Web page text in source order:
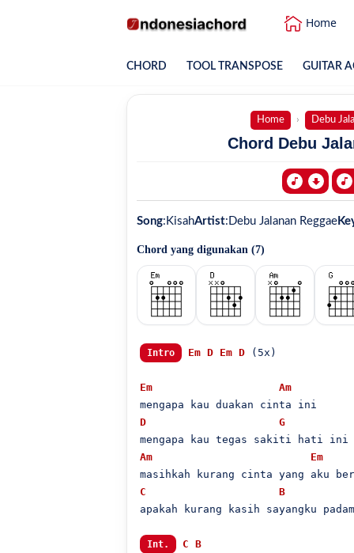
Home
CHORD TOOL TRANSPOSE GUITAR
Home Debu
Chord Debu
Song: KisahArtist: Debu Jalanan Reggae
Chord yang digunakan (7)
Intro Em D Em D (5x)
Em
Am
D
G
Am
Em
C
B
apakah kurang kasih sayangku
Int. C B